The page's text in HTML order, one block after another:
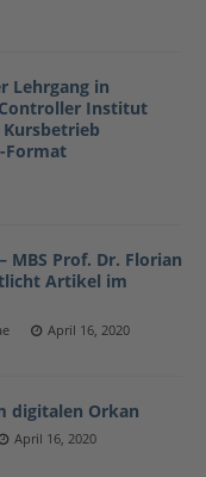
Lehrgang in
Institut
Format
MBS Prof. Dr. Florian
Artikel im
April 16, 2020
digitalen Orkan
April 16, 2020